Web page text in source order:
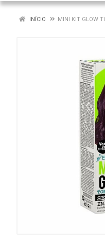
INÍCIO MINI KIT GLOW